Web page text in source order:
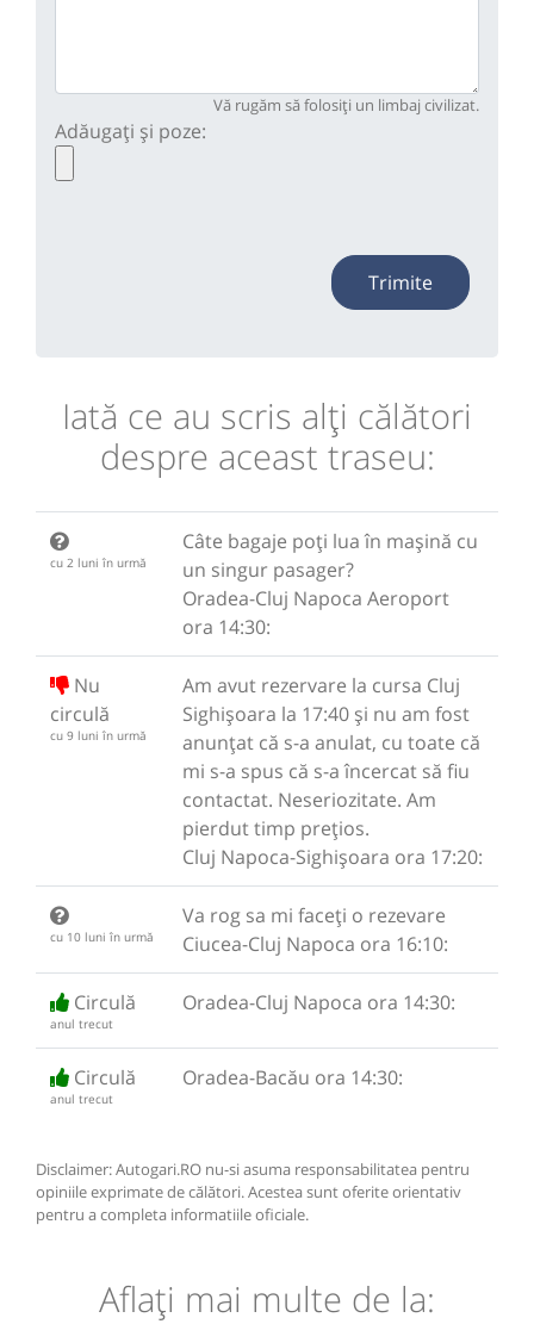
Vă rugăm să folosiți un limbaj civilizat.
Adăugați și poze:
Trimite
Iată ce au scris alţi călători
despre aceast traseu:
cu 2 luni în urmă
Câte bagaje poți lua în mașină cu
un singur pasager?
Oradea-Cluj Napoca Aeroport
ora 14:30:
Nu
circulă
cu 9 luni în urmă
Am avut rezervare la cursa Cluj
Sighișoara la 17:40 și nu am fost
anunțat că s-a anulat, cu toate că
mi s-a spus că s-a încercat să fiu
contactat. Neseriozitate. Am
pierdut timp prețios.
Cluj Napoca-Sighișoara ora 17:20:
cu 10 luni în urmă
Va rog sa mi faceți o rezevare
Ciucea-Cluj Napoca ora 16:10:
Circulă
anul trecut
Oradea-Cluj Napoca ora 14:30:
Circulă
anul trecut
Oradea-Bacău ora 14:30:
Disclaimer: Autogari.RO nu-si asuma responsabilitatea pentru
opiniile exprimate de călători. Acestea sunt oferite orientativ
pentru a completa informatiile oficiale.
Aflaţi mai multe de la: